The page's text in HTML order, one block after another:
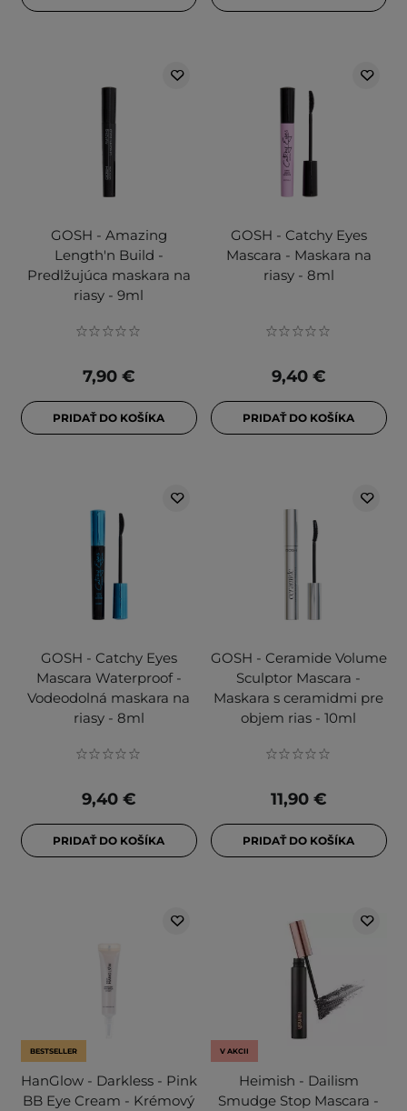
GOSH - Amazing
Length'n Build -
Predlžujúca maskara na
riasy - 9ml
7,90 €
PRIDAŤ DO KOŠÍKA
GOSH - Catchy Eyes
Mascara - Maskara na
riasy - 8ml
9,40 €
PRIDAŤ DO KOŠÍKA
GOSH - Catchy Eyes
Mascara Waterproof -
Vodeodolná maskara na
riasy - 8ml
9,40 €
PRIDAŤ DO KOŠÍKA
GOSH - Ceramide Volume
Sculptor Mascara -
Maskara s ceramidmi pre
objem rias - 10ml
11,90 €
PRIDAŤ DO KOŠÍKA
BESTSELLER
HanGlow - Darkless - Pink
BB Eye Cream - Krémový
V AKCII
Heimish - Dailism
Smudge Stop Mascara -